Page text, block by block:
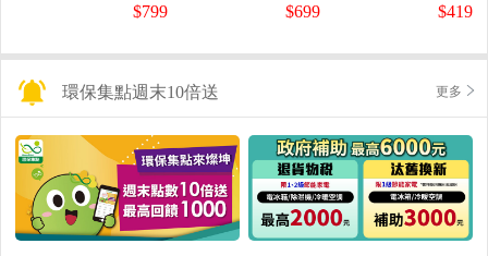
$799 $699 $419
環保集點週末10倍送 更多